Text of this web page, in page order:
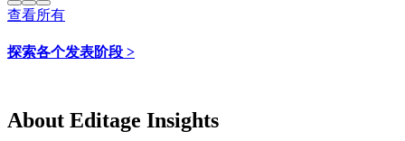
查看所有
探索各个发表阶段 >
About Editage Insights